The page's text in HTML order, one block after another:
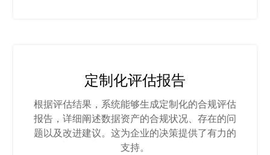
定制化评估报告
根据评估结果，系统能够生成定制化的合规评估
报告，详细阐述数据资产的合规状况、存在的问
题以及改进建议。这为企业的决策提供了有力的
支持。